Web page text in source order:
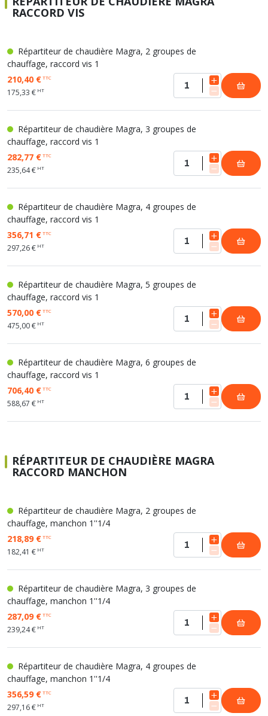
RACCORD PE (POLYÉTHYLÈNE)
TUBE LAITON ET ECROU
TUYAU SOUPLE
KIT FIXATION MURAL
COLLECTEUR NOURRICE
VANNE D'ARRET
ROBINET
FLEXIBLE
ETANCHÉITÉ RACCORDEMENT
RÉDUCTEUR DE PRESSION
COMPTEUR ET ACCESSOIRE
FILTRATION
Soupape différentielle
Température
Vanne de zone
Vanne équilibrage
Vanne mélangeuse
SOLAIRE
TUBAGE CHEMINÉE CHAUDIÈRE POÊLE
EQUIPEMENT INDUSTRIEL
CONNEXION
CÂBLE
GAINE
ECLAIRAGE
ECLAIRAGE PORTATIF
LAMPE ET TORCHE
PILES ET ACCUMULATEURS
BLOC DE SÉCURITÉ
VMC ET VENTILATION
TRAPPE CHATIÈRE ET HUBLOT
PLOMBERIE PER
VOTRE SOLUTION CHAUFFAGE
RACCORD VIS
Répartiteur de chaudière Magra, 2 groupes de
chauffage, raccord vis 1
210,40 €TTC
175,33 € HT
Répartiteur de chaudière Magra, 3 groupes de
chauffage, raccord vis 1
282,77 €TTC
235,64 € HT
Répartiteur de chaudière Magra, 4 groupes de
chauffage, raccord vis 1
356,71 €TTC
297,26 € HT
Répartiteur de chaudière Magra, 5 groupes de
chauffage, raccord vis 1
570,00 €TTC
475,00 € HT
Répartiteur de chaudière Magra, 6 groupes de
chauffage, raccord vis 1
706,40 €TTC
588,67 € HT
RÉPARTITEUR DE CHAUDIÈRE MAGRA
RACCORD MANCHON
Répartiteur de chaudière Magra, 2 groupes de
chauffage, manchon 1''1/4
218,89 €TTC
182,41 € HT
Répartiteur de chaudière Magra, 3 groupes de
chauffage, manchon 1''1/4
287,09 €TTC
239,24 € HT
Répartiteur de chaudière Magra, 4 groupes de
chauffage, manchon 1''1/4
356,59 €TTC
297,16 € HT